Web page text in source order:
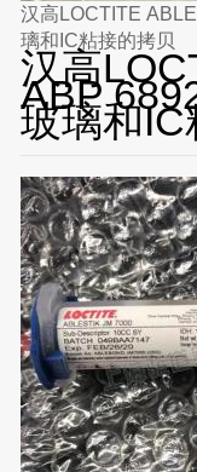
汉高LOCTITE
璃和IC粘接的拷贝
汉高
ABP
玻璃和IC